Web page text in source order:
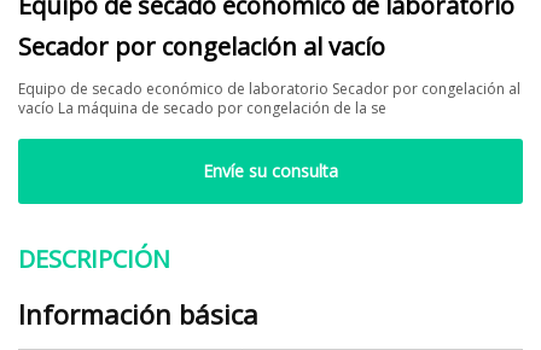
Secador por congelación al vacío
Equipo de secado económico de laboratorio Secador por congelación al
vacío La máquina de secado por congelación de la se
Envíe su consulta
DESCRIPCIÓN
Información básica